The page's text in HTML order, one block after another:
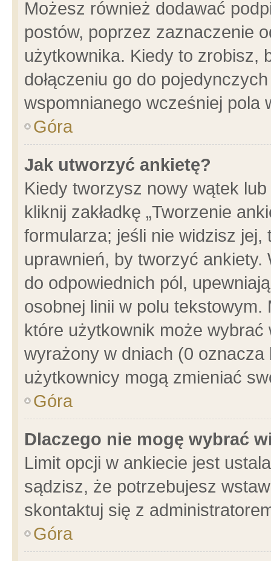
Możesz również dodawać
postów, poprzez zaznaczenie
użytkownika. Kiedy to zrobisz,
dołączeniu go do
wspomnianego wcześniej pola
Góra
Jak utworzyć ankietę?
Kiedy tworzysz nowy wątek
kliknij zakładkę „Tworzenie
formularza; jeśli nie widzisz
uprawnień, by tworzyć ankiety.
do odpowiednich pól,
osobnej linii w polu
które użytkownik może
wyrażony w dniach (0
użytkownicy mogą zmieniać
Góra
Dlaczego nie mogę wybrać
Limit opcji w ankiecie jest
sądzisz, że potrzebujesz
skontaktuj się z
Góra